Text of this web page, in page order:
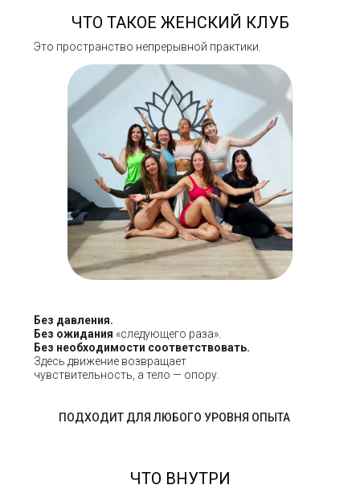
Это пространство непрерывной практики.
ПОДХОДИТ ДЛЯ ЛЮБОГО УРОВНЯ ОПЫТА
Без давления.
Без ожидания «следующего раза».
Без необходимости соответствовать.
Здесь движение возвращает
чувствительность, а тело — опору.
ЧТО ТАКОЕ ЖЕНСКИЙ КЛУБ
ЧТО ВНУТРИ